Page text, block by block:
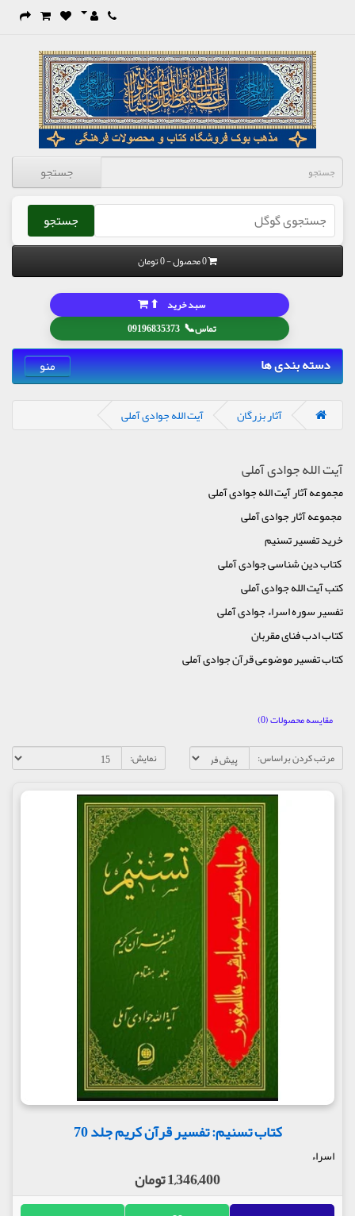
جستجو
جستجو
0 محصول - 0 تومان
تماس📞
09196835373
سبد خرید ⬆
دسته بندی ها منو
آثار بزرگان آیت الله جوادی آملی
آیت الله جوادی آملی
مجموعه آثار آیت الله جوادی آملی
مجموعه آثار جوادی آملی
خرید تفسیر تسنیم
کتاب دین شناسی جوادی آملی
کتب آیت الله جوادی آملی
تفسیر سوره اسراء جوادی آملی
کتاب ادب فنای مقربان
کتاب تفسیر موضوعی قرآن جوادی آملی
مقایسه محصولات (0)
مرتب کردن براساس:
نمایش:
کتاب تسنیم: تفسیر قرآن کریم جلد 70
اسراء
1,346,400 تومان